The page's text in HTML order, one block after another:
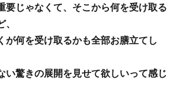
要じゃなくて、そこから何を受け取る
が何を受け取るかも全部お膳立てし
い驚きの展開を見せて欲しいって感じ